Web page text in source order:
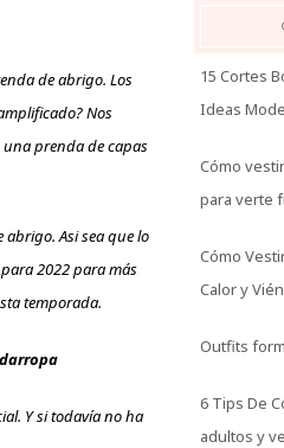
de abrigo. Los
Nos
prenda de capas
Asi sea que lo
2022 para más
temporada.
Y si todavía no ha
15 Cortes
Ideas
Cómo
para verte
Cómo
Calor y
Outfits
6 Tips De
adultos y